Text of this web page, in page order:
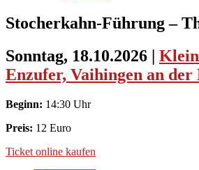
Stocherkahn-Führung –
Sonntag, 18.10.2026 |
Enzufer, Vaihingen an der
Beginn: 14:30 Uhr
Preis: 12 Euro
Ticket online kaufen